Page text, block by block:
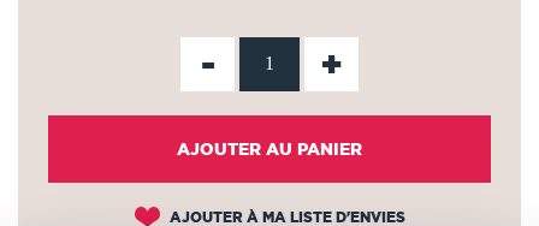
- +
AJOUTER AU PANIER
AJOUTER À MA LISTE D'ENVIES